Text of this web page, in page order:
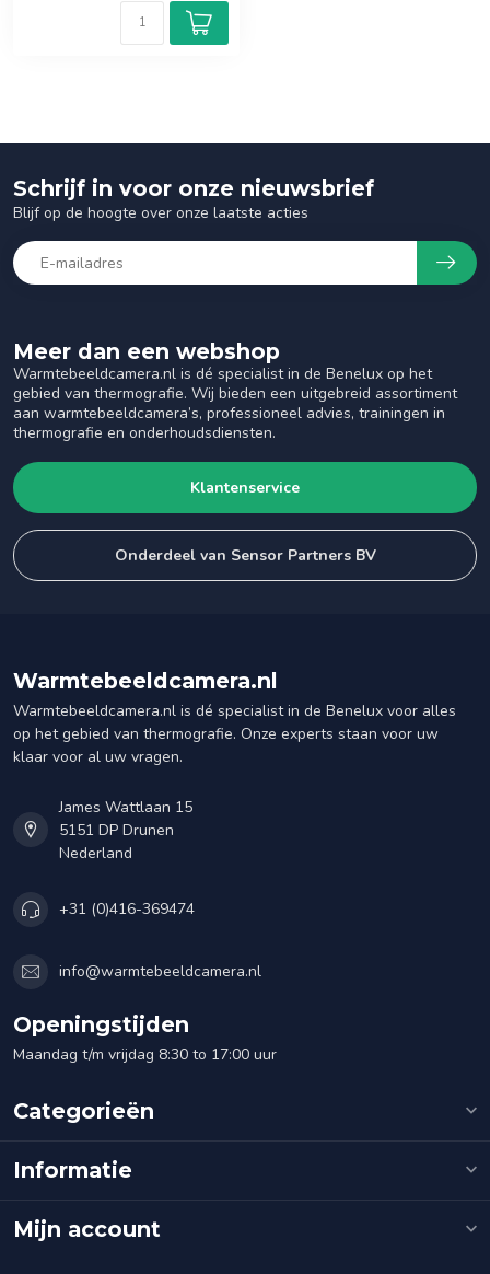
Meer dan een webshop
Warmtebeeldcamera.nl is dé specialist in de Benelux op het
gebied van thermografie. Wij bieden een uitgebreid assortiment
aan warmtebeeldcamera’s, professioneel advies, trainingen in
thermografie en onderhoudsdiensten.
Klantenservice
Onderdeel van Sensor Partners BV
Schrijf in voor onze nieuwsbrief
Blijf op de hoogte over onze laatste acties
Warmtebeeldcamera.nl
Warmtebeeldcamera.nl is dé specialist in de Benelux voor alles
op het gebied van thermografie. Onze experts staan voor uw
klaar voor al uw vragen.
James Wattlaan 15
5151 DP Drunen
Nederland
+31 (0)416-369474
info@warmtebeeldcamera.nl
Openingstijden
Maandag t/m vrijdag 8:30 to 17:00 uur
Categorieën
Informatie
Mijn account